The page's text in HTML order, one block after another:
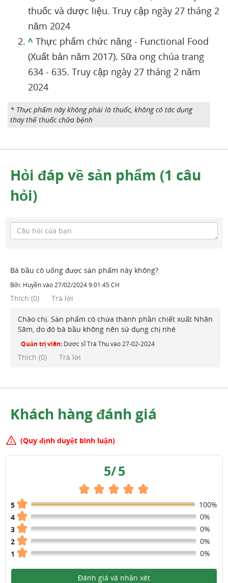
thuốc và dược liệu. Truy cập ngày 27 tháng 2
năm 2024
^ Thực phẩm chức năng - Functional Food
(Xuất bản năm 2017). Sữa ong chúa trang
634 - 635. Truy cập ngày 27 tháng 2 năm
2024
* Thực phẩm này không phải là thuốc, không có tác dụng
thay thế thuốc chữa bệnh
Hỏi đáp về sản phẩm (1 câu
hỏi)
Bà bầu có uống được sản phẩm này không?
Bởi: Huyềnvào27/02/2024 9:01:45 CH
Thích (0) Trả lời
Chào chị. Sản phẩm có chứa thành phần chiết xuất Nhân
Sâm, do đó bà bầu không nên sử dụng chị nhé
Quản trị viên: Dược sĩ Trà Thuvào27-02-2024
Thích (0) Trả lời
Khách hàng đánh giá
(Quy định duyệt bình luận)
5/5
5
100%
4
0%
3
0%
2
0%
1
0%
Đánh giá và nhận xét